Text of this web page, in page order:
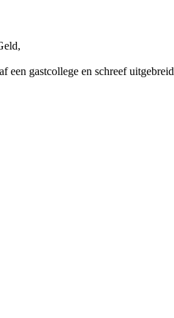
een gastcollege en schreef uitgebreid